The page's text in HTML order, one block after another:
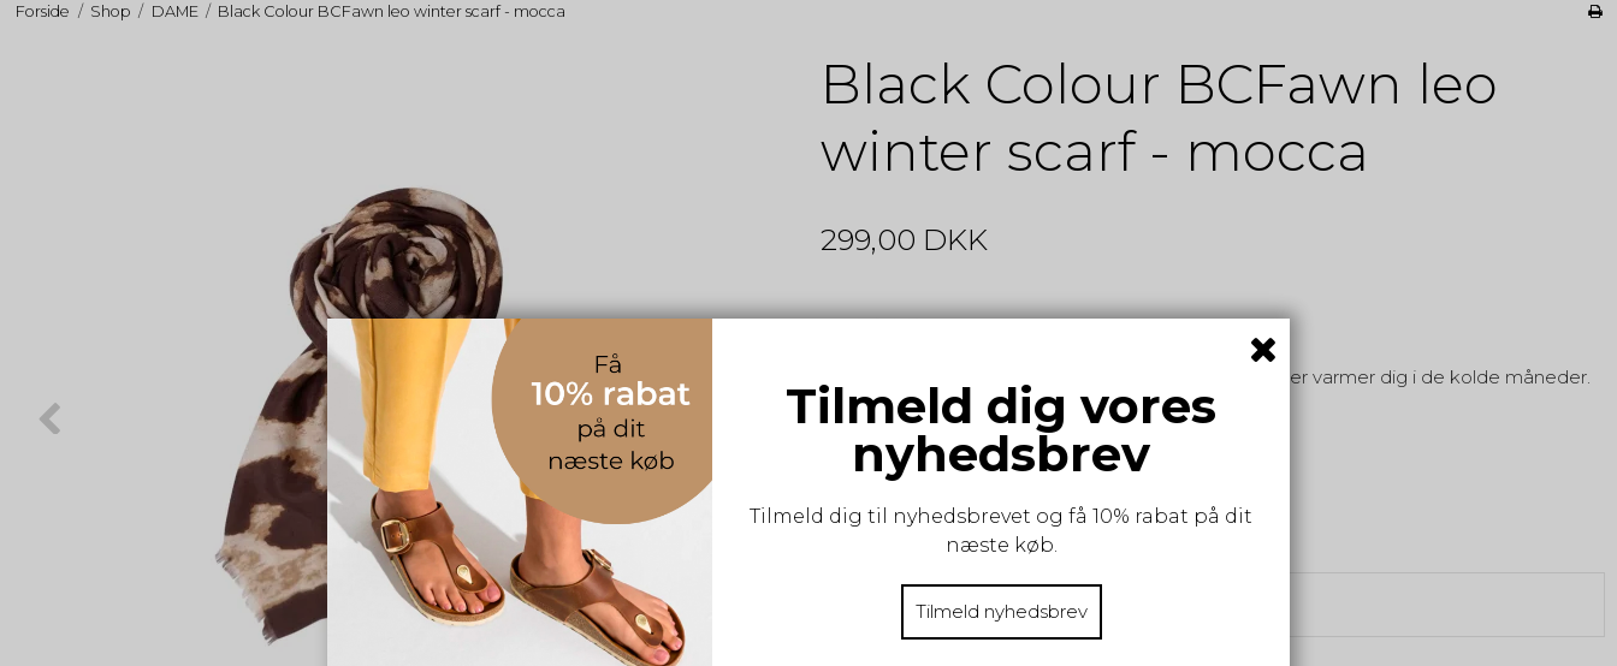
Forside / Shop / DAME / Black Colour BCFawn leo winter scarf - mocca
Black Colour BCFawn leo
winter scarf - mocca
299,00 DKK
Lækkert og blødt vintertørklæde i leopardmønster, der varmer dig i de kolde måneder.
100% Akryl.
ONESIZE
Vælg størrelse
Tilmeld dig vores
nyhedsbrev
Tilmeld dig til nyhedsbrevet og få 10% rabat på dit
næste køb.
Tilmeld nyhedsbrev